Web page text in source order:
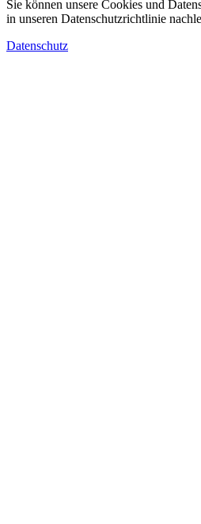
Sie können unsere Cookies und
in unseren Datenschutzrichtlinie
Datenschutz